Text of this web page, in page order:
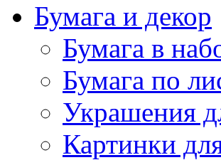
Бумага и декор
Бумага в
Бумага по
Украшения
Картинки